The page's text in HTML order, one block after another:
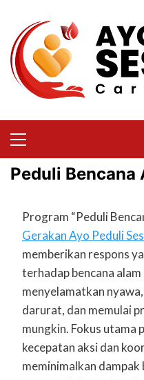
Peduli Bencana
Program “Peduli
Gerakan Ayo Peduli
memberikan respons
terhadap bencana
menyelamatkan
darurat, dan memulai
mungkin. Fokus utama
kecepatan aksi dan
meminimalkan dampak